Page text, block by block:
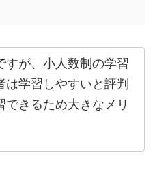
すが、小人数制の学習
は学習しやすいと評判
きるため大きなメリ